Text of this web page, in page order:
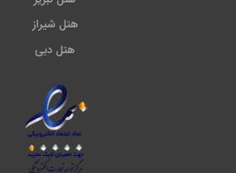
هتل شیراز
هتل دبی